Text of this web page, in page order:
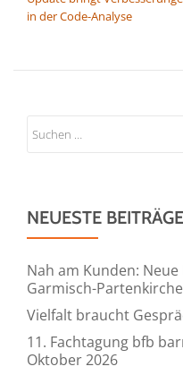
in der Code-Analyse
NEUESTE BEITRÄGE
Nah am Kunden:
Garmisch-
Vielfalt braucht
11. Fachtagung bfb
Oktober 2026